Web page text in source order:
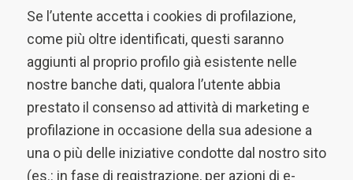
Se l’utente accetta i cookies di profilazione,
come più oltre identificati, questi saranno
aggiunti al proprio profilo già esistente nelle
nostre banche dati, qualora l’utente abbia
prestato il consenso ad attività di marketing e
profilazione in occasione della sua adesione a
una o più delle iniziative condotte dal nostro sito
(es.: in fase di registrazione, per azioni di e-